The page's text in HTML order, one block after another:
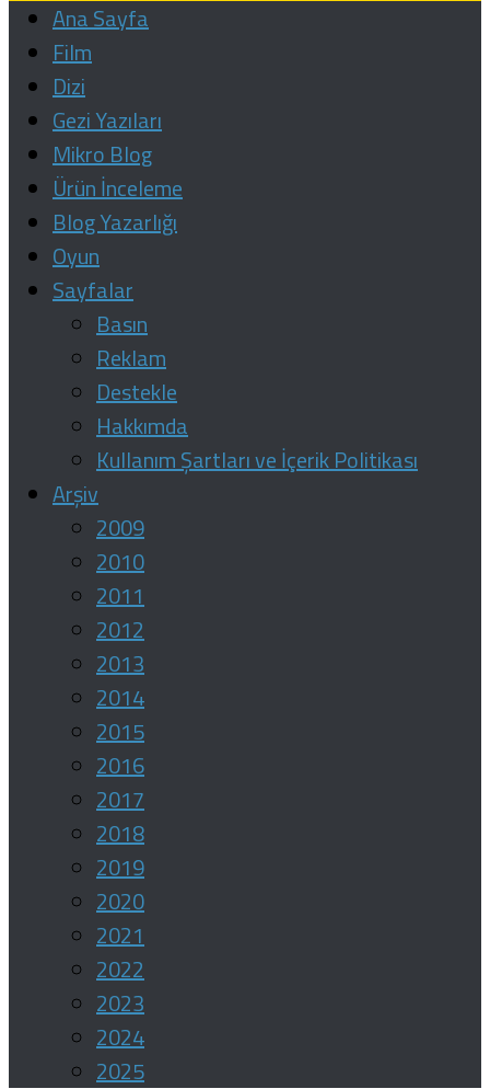
Ana Sayfa
Film
Dizi
Gezi Yazıları
Mikro Blog
Ürün İnceleme
Blog Yazarlığı
Oyun
Sayfalar
Basın
Reklam
Destekle
Hakkımda
Kullanım Şartları ve İçerik Politikası
Arşiv
2009
2010
2011
2012
2013
2014
2015
2016
2017
2018
2019
2020
2021
2022
2023
2024
2025